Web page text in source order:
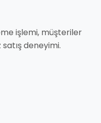
işlemi, müşteriler
deneyimi.